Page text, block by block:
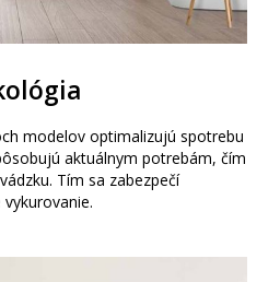
modelov optimalizujú spotrebu
aktuálnym potrebám, čím
Tím sa zabezpečí